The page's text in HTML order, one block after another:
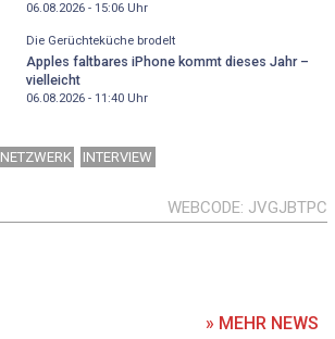
06.08.2026 - 15:06Uhr
Die Gerüchteküche brodelt
Apples faltbares iPhone kommt dieses Jahr –
vielleicht
06.08.2026 - 11:40Uhr
NETZWERK
INTERVIEW
WEBCODE JVGJBTPC
» MEHR NEWS